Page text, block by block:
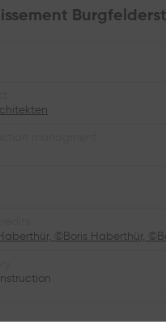
©Boris Haberthür,